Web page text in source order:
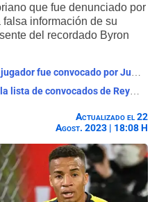
que fue denunciado por
información de su
del recordado Byron
Equipo europeo reveló que su jugador fue convocado por Juan Reynoso para las Eliminatorias
Roberto Palacios habló sobre la lista de convocados de Reynoso para la selección peruana
Actualizado el 22
Agost. 2023 | 18:08 H